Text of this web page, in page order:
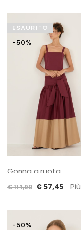
era:
€ 99,90.
è:
€
ESAURITO
-50%
Gonna a ruota
€114,90 Il
originale
era:
€ 57,45Il
è:
-50%